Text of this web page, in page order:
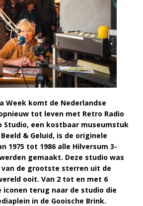
Week komt de Nederlandse
tot leven met Retro Radio
Studio, een kostbaar museumstuk
& Geluid, is de originele
1975 tot 1986 alle Hilversum 3-
gemaakt. Deze studio was
de grootste sterren uit de
ooit. Van 2 tot en met 6
iconen terug naar de studio die
in de Gooische Brink.